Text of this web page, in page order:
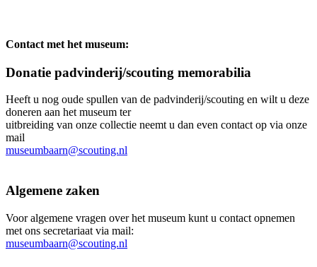
Contact met het museum:
Donatie padvinderij/scouting memorabilia
Heeft u nog oude spullen van de padvinderij/scouting en wilt u deze
doneren aan het museum ter
uitbreiding van onze collectie neemt u dan even contact op via onze
mail
museumbaarn@scouting.nl
Algemene zaken
Voor algemene vragen over het museum kunt u contact opnemen
met ons secretariaat via mail:
museumbaarn@scouting.nl